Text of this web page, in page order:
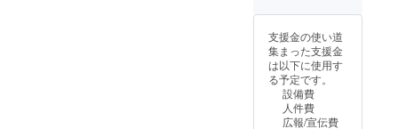
条件：
・チ
ケット
は初回
来店時
にス
タッフ
よりお
回分（1
回あた
り最大2
時間ま
で） ・
通常価
格：1回
3,000円
た。 通
より約
30%オ
フの特
別返礼
に加
え、感
支援金の使い道
集まった支援金
は以下に使用す
る予定です。
設備費
人件費
広報/宣伝費